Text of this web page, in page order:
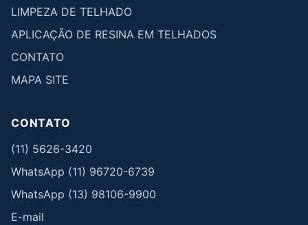
LIMPEZA DE TELHADO
APLICAÇÃO DE RESINA EM TELHADOS
CONTATO
MAPA SITE
CONTATO
(11) 5626-3420
WhatsApp (11) 96720-6739
WhatsApp (13) 98106-9900
E-mail